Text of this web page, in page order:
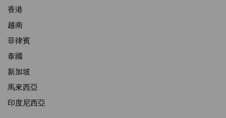
香港
越南
菲律賓
泰國
新加坡
馬來西亞
印度尼西亞